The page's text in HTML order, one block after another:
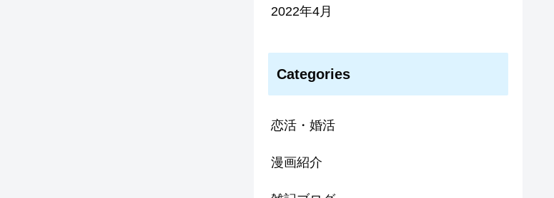
2022年4月
Categories
恋活・婚活
漫画紹介